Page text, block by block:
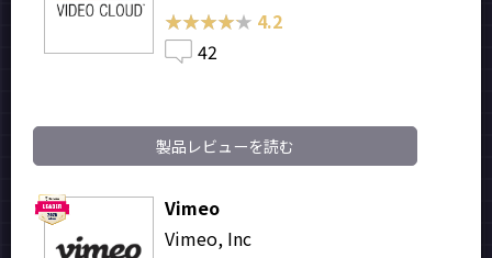
★★★★★
★★★★★ 4.2
42
製品レビューを読む
Vimeo
Vimeo, Inc